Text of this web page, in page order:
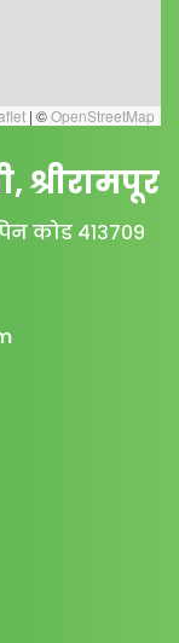
| ©OpenStreetMap
श्रीरामपूर
कोड ४१३७०९